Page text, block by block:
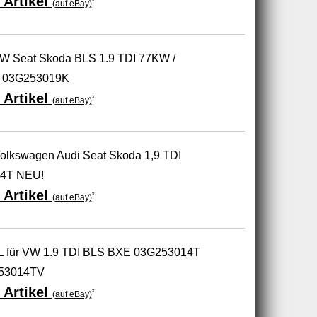
(auf eBay)
Seat Skoda BLS 1.9 TDI 77KW /
Artikel (auf eBay)*
Audi Seat Skoda 1,9 TDI
NEU!
Artikel (auf eBay)*
für VW 1.9 TDI BLS BXE 03G253014T
Artikel (auf eBay)*